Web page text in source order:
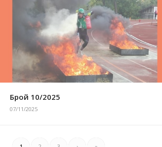
Брой 10/2025
07/11/2025